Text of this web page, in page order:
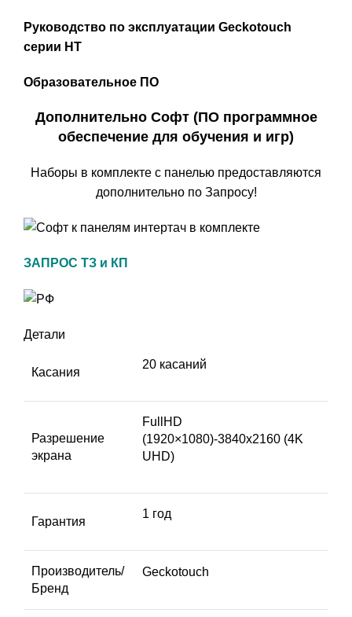
Руководство по эксплуатации Geckotouch
серии HT
Образовательное ПО
Дополнительно Софт (ПО программное
обеспечение для обучения и игр)
Наборы в комплекте с панелью предоставляются
дополнительно по Запросу!
ЗАПРОС ТЗ и КП
Детали
Касания
20 касаний
Разрешение
экрана
FullHD
(1920×1080)-3840х2160 (4K
UHD)
Гарантия
1 год
Производитель/
Бренд
Geckotouch